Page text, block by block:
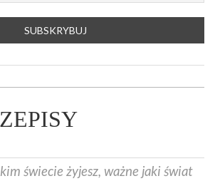
świecie żyjesz, ważne jaki świat